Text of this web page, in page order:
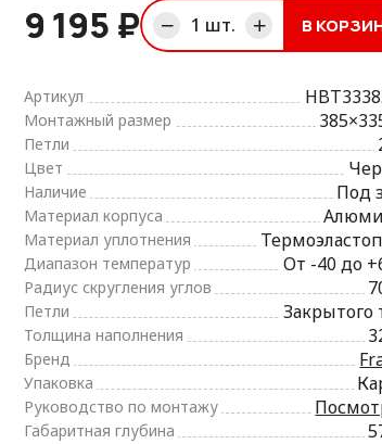
9 195 ₽ 1 шт. В
Артикул
Монтажный размер
Петли
Цвет
Наличие Под
Материал корпуса
Материал уплотнения
Диапазон температур От -40 до
Радиус скругления углов
Петли Закрытого
Толщина наполнения
Бренд
Упаковка
Руководство по монтажу
Габаритная глубина